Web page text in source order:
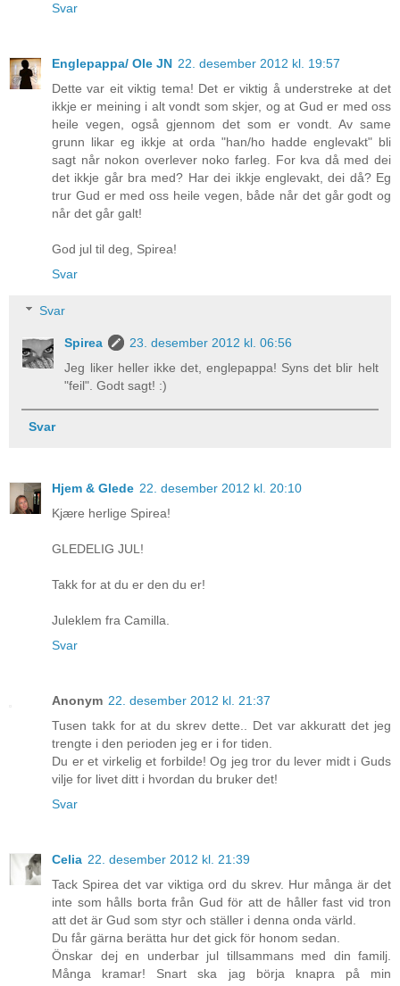
Svar
Englepappa/ Ole JN 22. desember 2012 kl. 19:57
Dette var eit viktig tema! Det er viktig å understreke at det
ikkje er meining i alt vondt som skjer, og at Gud er med oss
heile vegen, også gjennom det som er vondt. Av same
grunn likar eg ikkje at orda "han/ho hadde englevakt" bli
sagt når nokon overlever noko farleg. For kva då med dei
det ikkje går bra med? Har dei ikkje englevakt, dei då? Eg
trur Gud er med oss heile vegen, både når det går godt og
når det går galt!
God jul til deg, Spirea!
Svar
Svar
Spirea
23. desember 2012 kl. 06:56
Jeg liker heller ikke det, englepappa! Syns det blir helt
"feil". Godt sagt! :)
Svar
Hjem & Glede 22. desember 2012 kl. 20:10
Kjære herlige Spirea!
GLEDELIG JUL!
Takk for at du er den du er!
Juleklem fra Camilla.
Svar
Anonym 22. desember 2012 kl. 21:37
Tusen takk for at du skrev dette.. Det var akkuratt det jeg
trengte i den perioden jeg er i for tiden.
Du er et virkelig et forbilde! Og jeg tror du lever midt i Guds
vilje for livet ditt i hvordan du bruker det!
Svar
Celia 22. desember 2012 kl. 21:39
Tack Spirea det var viktiga ord du skrev. Hur många är det
inte som hålls borta från Gud för att de håller fast vid tron
att det är Gud som styr och ställer i denna onda värld.
Du får gärna berätta hur det gick för honom sedan.
Önskar dej en underbar jul tillsammans med din familj.
Många kramar! Snart ska jag börja knapra på min